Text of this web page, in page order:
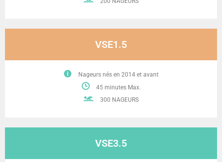
VSE1.5
Nageurs nés en 2014 et avant
45 minutes Max.
300 NAGEURS
VSE3.5